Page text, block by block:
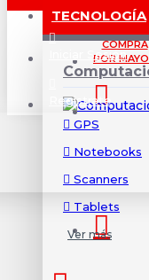
COMPRA
POR
TECNOLOGÍA
GPS
Notebooks
Scanners
Tablets
Ver más
Iniciar Sesión
Registrate